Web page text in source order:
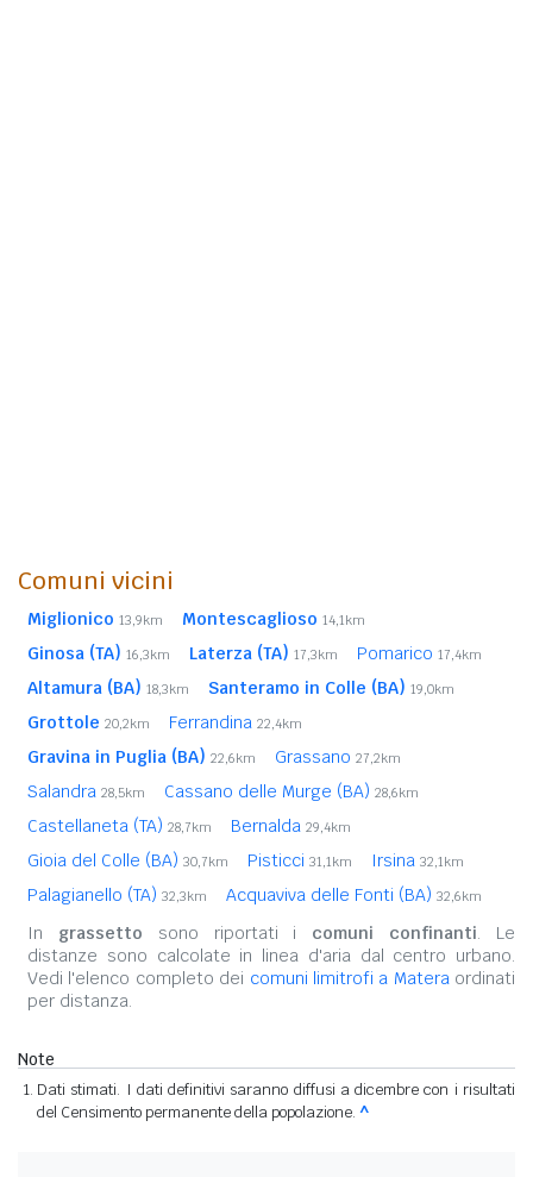
Comuni vicini
Miglionico 13,9km Montescaglioso 14,1km
Ginosa (TA) 16,3km Laterza (TA) 17,3km Pomarico 17,4km
Altamura (BA) 18,3km Santeramo in Colle (BA) 19,0km
Grottole 20,2km Ferrandina 22,4km
Gravina in Puglia (BA) 22,6km Grassano 27,2km
Salandra 28,5km Cassano delle Murge (BA) 28,6km
Castellaneta (TA) 28,7km Bernalda 29,4km
Gioia del Colle (BA) 30,7km Pisticci 31,1km Irsina 32,1km
Palagianello (TA) 32,3km Acquaviva delle Fonti (BA) 32,6km
In grassetto sono riportati i comuni confinanti. Le
distanze sono calcolate in linea d'aria dal centro urbano.
Vedi l'elenco completo dei comuni limitrofi a Materaordinati
per distanza.
Note
Dati stimati. I dati definitivi saranno diffusi a dicembre con i risultati
del Censimento permanente della popolazione. ^